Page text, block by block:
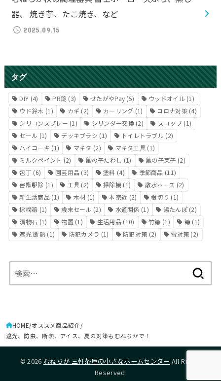
器、 焼き芋、たこ焼き、など
2025.09.15
タグ
DIY (4) PR錠 (3) せたがやPay (5) ウッドオイル (1)
ウド鈴木 (1) カギ (2) カーリング (1) コロナ対策(4)
シリコンスプレー (1) シリンダー交換(2) スコップ(1)
セール (1) デッキブラシ (1) トイレトラブル (2)
ハイコーキ (1) マキタ (2) マキタ工具 (1)
ミルクペイント (2) 亀の子たわし (1) 亀の子束子 (2)
包丁 (6) 園芸用品 (3) 塗料 (4) 季節商品 (11)
害獣駆除 (1) 工具 (2) 掃除機(1) 散水ホース (2)
新生活商品(1) 木材(1) 本宗近 (2) 根切り (1)
棕櫚箒 (1) 歳末セール (2) 水道関係 (1) 湯たんぽ(2)
漬物石 (1) 物置 (1) 生活用品(10) 竹箒 (1) 箒(1)
遮光 断熱(1) 防犯カメラ (1) 防犯対策 (2) 雪対策 (2)
索:
HOME オススメ商品紹介
遮光、防虫、断熱、アイス、夏の対策もむねちかで！
© 2026 むねちか 三軒茶屋の小さなホームセンター All Rights
Reserved.